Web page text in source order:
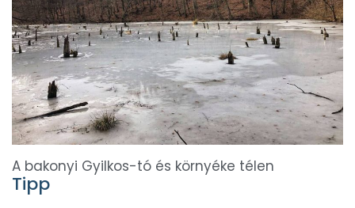
A bakonyi Gyilkos-tó és környéke télen
Tipp